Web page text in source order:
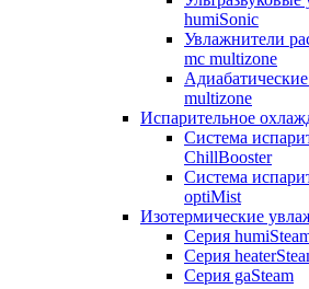
humiSonic
Увлажнители
mc multizone
multizone
Испарительное
Система
ChillBooster
Система
optiMist
Изотермические
Серия
Серия
Серия gaSteam